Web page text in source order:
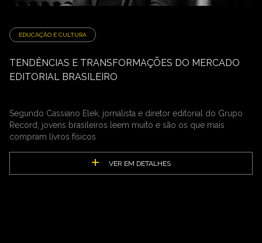
EDUCAÇÃO E CULTURA
TENDÊNCIAS E TRANSFORMAÇÕES DO MERCADO
EDITORIAL BRASILEIRO
Segundo Cassiano Elek, jornalista e diretor editorial do Grupo
Record, jovens brasileiros leem muito e são os que mais
compram livros físicos
VER EM DETALHES